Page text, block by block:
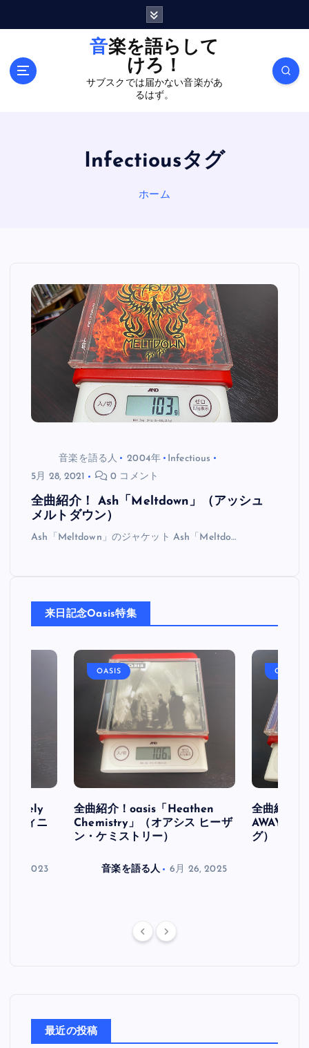
音楽を語らして
けろ！
サブスクでは届かない音楽があ
るはず。
Infectiousタグ
ホーム
音楽を語る人 2004年
Infectious
5月 28, 2021
0 コメント
全曲紹介！ Ash「Meltdown」（アッシュ
メルトダウン）
Ash「Meltdown」のジャケット Ash「Meltdo…
来日記念Oasis特集
フィニ
30, 2023
OASIS
全曲紹介！oasis「Heathen
Chemistry」（オアシス ヒーザ
ン・ケミストリー）
音楽を語る人 6月 26, 2025
OASIS
全曲紹介
AWAY」
グ）
最近の投稿